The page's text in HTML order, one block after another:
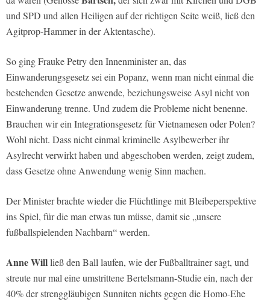
und SPD und allen Heiligen auf der richtigen Seite weiß, ließ den
Agitprop-Hammer in der Aktentasche).
So ging Frauke Petry den Innenminister an, das
Einwanderungsgesetz sei ein Popanz, wenn man nicht einmal die
bestehenden Gesetze anwende, beziehungsweise Asyl nicht von
Einwanderung trenne. Und zudem die Probleme nicht benenne.
Brauchen wir ein Integrationsgesetz für Vietnamesen oder Polen?
Wohl nicht. Dass nicht einmal kriminelle Asylbewerber ihr
Asylrecht verwirkt haben und abgeschoben werden, zeigt zudem,
dass Gesetze ohne Anwendung wenig Sinn machen.
Der Minister brachte wieder die Flüchtlinge mit Bleibeperspektive
ins Spiel, für die man etwas tun müsse, damit sie „unsere
fußballspielenden Nachbarn“ werden.
Anne Willließ den Ball laufen, wie der Fußballtrainer sagt, und
streute nur mal eine umstrittene Bertelsmann-Studie ein, nach der
40% der strenggläubigen Sunniten nichts gegen die Homo-Ehe